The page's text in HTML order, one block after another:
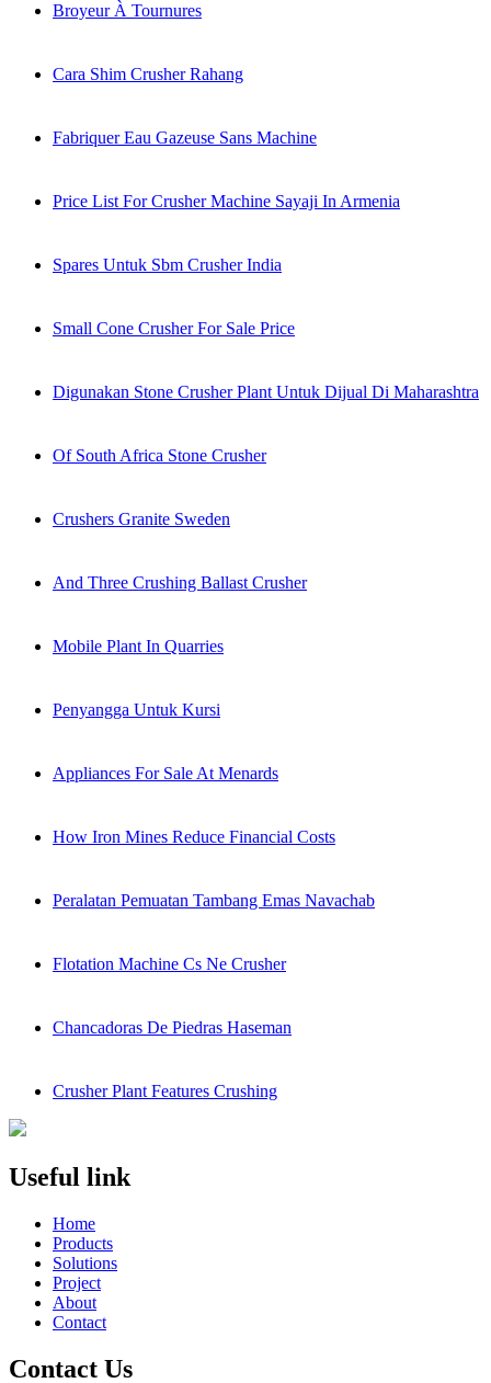
Broyeur À Tournures
Cara Shim Crusher Rahang
Fabriquer Eau Gazeuse Sans Machine
Price List For Crusher Machine Sayaji In Armenia
Spares Untuk Sbm Crusher India
Small Cone Crusher For Sale Price
Digunakan Stone Crusher Plant Untuk Dijual Di Maharashtra
Of South Africa Stone Crusher
Crushers Granite Sweden
And Three Crushing Ballast Crusher
Mobile Plant In Quarries
Penyangga Untuk Kursi
Appliances For Sale At Menards
How Iron Mines Reduce Financial Costs
Peralatan Pemuatan Tambang Emas Navachab
Flotation Machine Cs Ne Crusher
Chancadoras De Piedras Haseman
Crusher Plant Features Crushing
Useful link
Home
Products
Solutions
Project
About
Contact
Contact Us